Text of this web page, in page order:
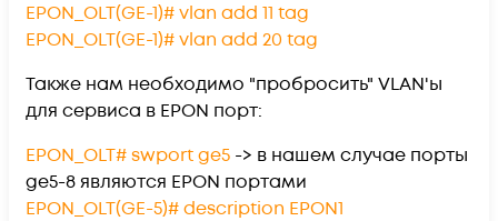
EPON_OLT(GE-1)# vlan add 11 tag
EPON_OLT(GE-1)# vlan add 20 tag
Также нам необходимо "пробросить" VLAN'ы
для сервиса в EPON порт:
EPON_OLT# swport ge5 -> в нашем случае порты
ge5-8 являются EPON портами
EPON_OLT(GE-5)# description EPON1